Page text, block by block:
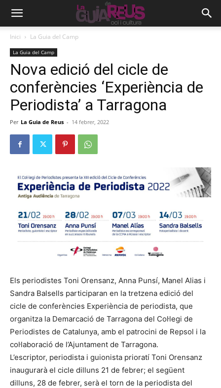
Inici La Guia del Camp
La Guia del Camp
Nova edició del cicle de
conferències ‘Experiència de
Periodista’ a Tarragona
Per La Guia de Reus - 14 febrer, 2022
Els periodistes Toni Orensanz, Anna Punsí, Manel Alias i
Sandra Balsells participaran en la tretzena edició del
cicle de conferències Experiència de periodista, que
organitza la Demarcació de Tarragona del Col·legi de
Periodistes de Catalunya, amb el patrocini de Repsol i la
col·laboració de l’Ajuntament de Tarragona.
L’escriptor, periodista i guionista prioratí Toni Orensanz
inaugurarà el cicle dilluns 21 de febrer; el següent
dilluns, 28 de febrer, serà el torn de la periodista del